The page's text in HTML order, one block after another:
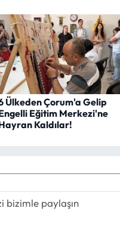
Ülkeden Çorum'a Gelip
Eğitim Merkezi'ne
Kaldılar!